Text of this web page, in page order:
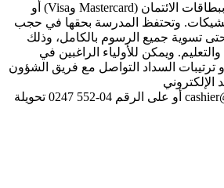
تُقبَل المدفوعات نقدًا أو ببطاقات الائتمان (Mastercard وVisa) أو
وتحتفظ المدرسة بحقها في حجب
حتى تسوية جميع الرسوم بالكامل، وذلك
والتعليم. ويمكن للأولياء الراغبين في
ترتيبات السداد التواصل مع فريق الشؤون
الإلكتروني
cashier@dubaibritishschooljp.ae أو على الرقم 04-552 0247 تحويلة